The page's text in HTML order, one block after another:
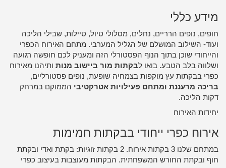
מידע כללי
חופים, נופים הרריים, נחלים, מסלולי טיול, טיילות, שבילי הליכה
ועוד- השילוב המושלם של הגליל המערבי. מתחם האירוח הכפרי
והייחודי שוכן בתוך הנוף הפסטורלי הזה ומעניק לכם חופשה רגועה
ושלווה בלב הטבע. בואו לבקתות מור ביישוב מנות ותיהנו מאירוח
כפרי בבקתות עץ מוקפות בצמחיה שופעת, נופים פסטורליים,
בריכה מרעננת ומתחם פעילויות אטרקטיבי הממוקם במרחק
דקות הליכה.
יחידות האירוח
אירוח כפרי ייחודי בבקתות חמימות
במתחם שלנו 3 בקתות אירוח. 2 בקתות זוגיות: בקתת ואדי ובקתת
חוף ובקתת החורש המשפחתית. הבקתות מעוצבות בעיצוב כפרי